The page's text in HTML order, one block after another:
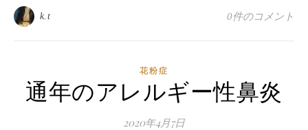
k.t 0件のコメント
花粉症
通年のアレルギー性鼻炎
2020年4月7日